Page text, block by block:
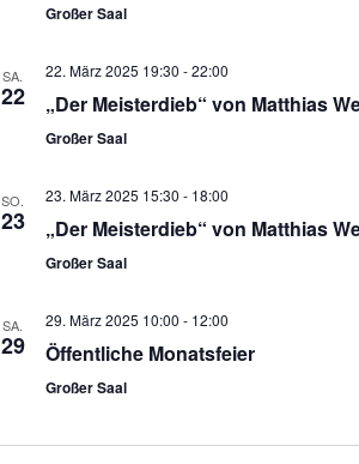
Großer Saal
SA.
22
22. März 2025 19:30 -22:00
„Der Meisterdieb“ von Matthias
Großer Saal
SO.
23
23. März 2025 15:30 - 18:00
„Der Meisterdieb“ von Matthias
Großer Saal
SA.
29
29. März 2025 10:00 - 12:00
Öffentliche Monatsfeier
Großer Saal